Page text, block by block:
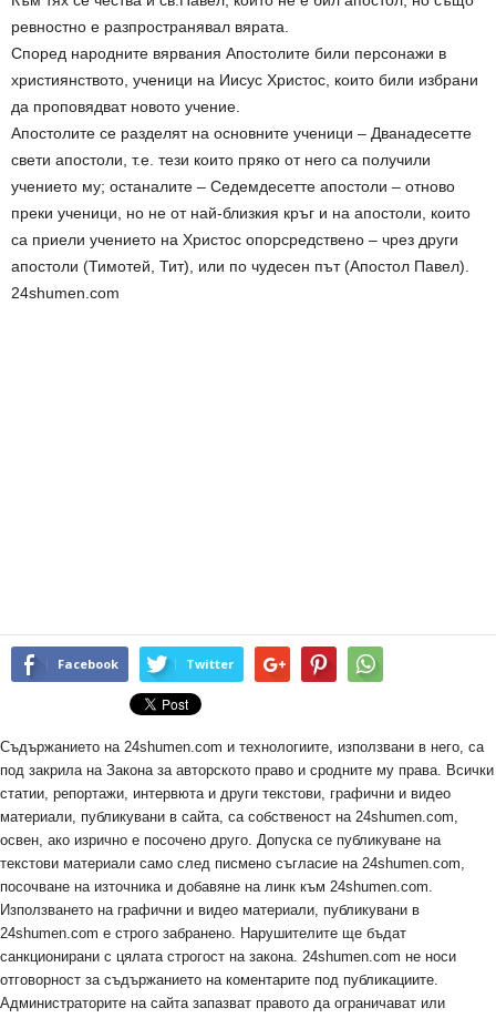
ревностно е разпространявал вярата.
Според народните вярвания Апостолите били персонажи в
християнството, ученици на Иисус Христос, които били избрани
да проповядват новото учение.
Апостолите се разделят на основните ученици – Дванадесетте
свети апостоли, т.е. тези които пряко от него са получили
учението му; останалите – Седемдесетте апостоли – отново
преки ученици, но не от най-близкия кръг и на апостоли, които
са приели учението на Христос опорсредствено – чрез други
апостоли (Тимотей, Тит), или по чудесен път (Апостол Павел).
24shumen.com
Facebook Twitter
Съдържанието на 24shumen.com и технологиите, използвани в него, са
под закрила на Закона за авторското право и сродните му права. Всички
статии, репортажи, интервюта и други текстови, графични и видео
материали, публикувани в сайта, са собственост на 24shumen.com,
освен, ако изрично е посочено друго. Допуска се публикуване на
текстови материали само след писмено съгласие на 24shumen.com,
посочване на източника и добавяне на линк към 24shumen.com.
Използването на графични и видео материали, публикувани в
24shumen.com е строго забранено. Нарушителите ще бъдат
санкционирани с цялата строгост на закона. 24shumen.com не носи
отговорност за съдържанието на коментарите под публикациите.
Администраторите на сайта запазват правото да ограничават или